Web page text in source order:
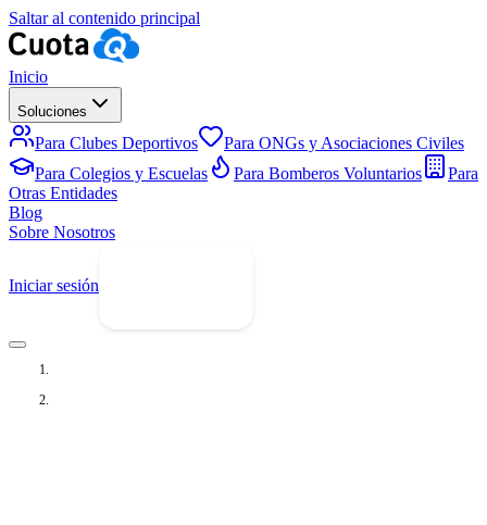
Saltar al contenido principal
Inicio
Soluciones
Para Clubes Deportivos
Para ONGs y Asociaciones Civiles
Para Colegios y Escuelas
Para Bomberos Voluntarios
Para
Otras Entidades
Blog
Sobre Nosotros
Iniciar sesión